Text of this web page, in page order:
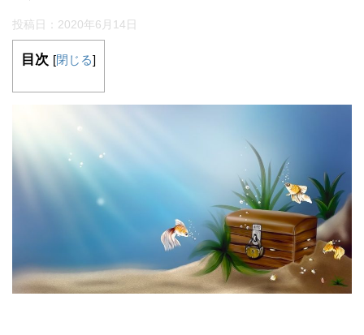
投稿日： 2020年6月14日
目次 [閉じる]